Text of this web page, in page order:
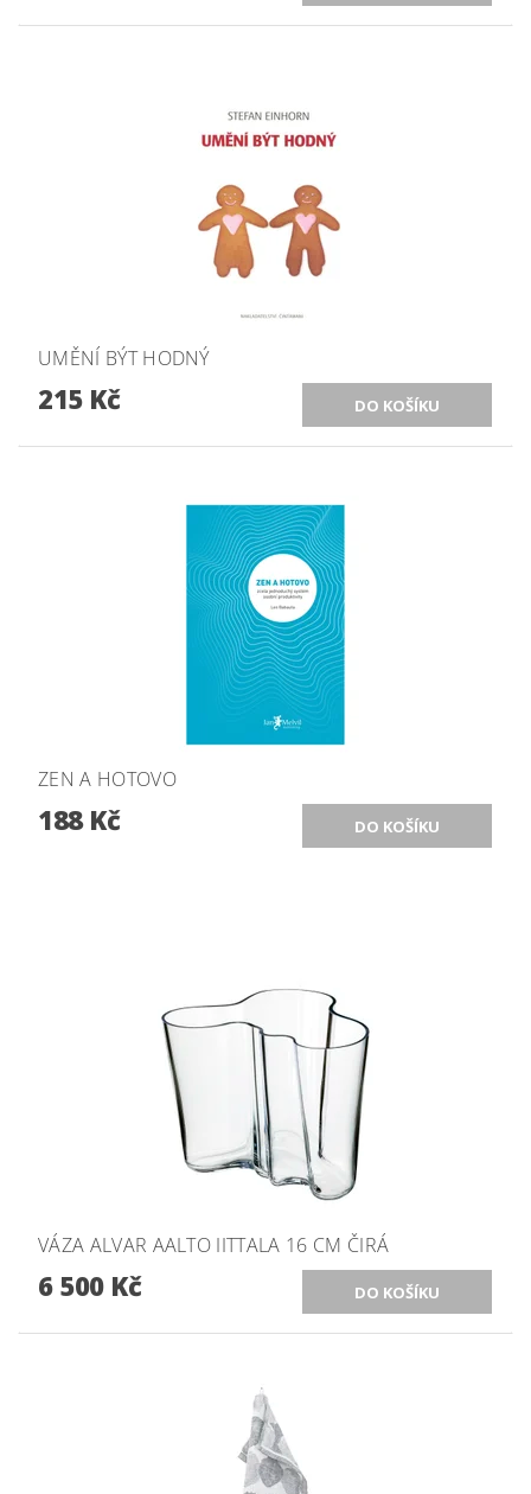
UMĚNÍ BÝT HODNÝ
215 Kč
ZEN A HOTOVO
188 Kč
VÁZA ALVAR AALTO IITTALA 16 CM ČIRÁ
6 500 Kč